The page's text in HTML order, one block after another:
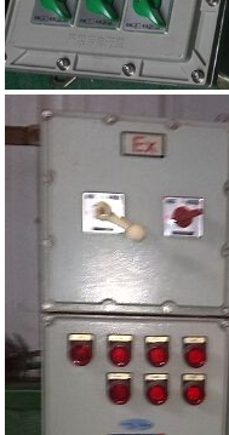
m.zcfbdq.b2b168.com